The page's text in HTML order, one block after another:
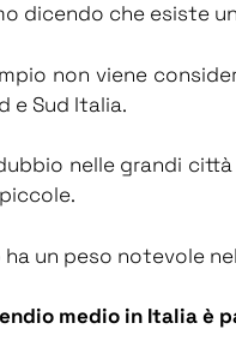
dicendo che esiste
non viene
e Sud Italia.
nelle grandi
ha un peso notevole
medio in Italia è